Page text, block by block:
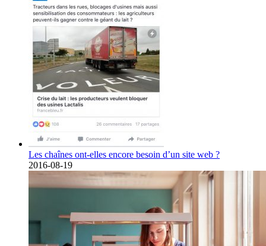
Les chaînes ont-elles encore besoin d’un site web ?
2016-08-19